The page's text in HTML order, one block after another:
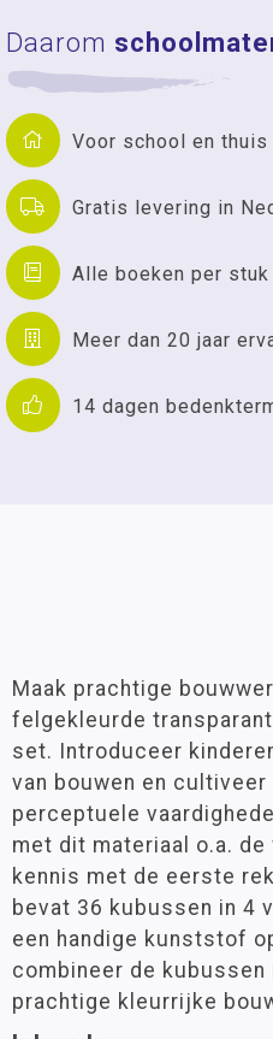
Daarom
Voor school en thuis
Gratis levering in
Alle boeken per
Meer dan 20 jaar
14 dagen
Maak prachtige
felgekleurde
set. Introduceer
van bouwen en cultiveer
perceptuele
met dit materiaal o.a.
kennis met de eerste
bevat 36 kubussen in 4
een handige kunststof
combineer de
prachtige kleurrijke